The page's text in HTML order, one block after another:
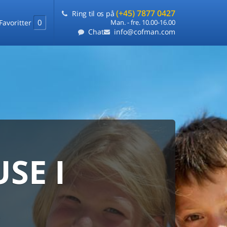
Favoritter 0
Ring til os på (+45) 7877 0427
Man. - fre. 10.00-16.00
Chat info@cofman.com
I
laveste pris
ét sted